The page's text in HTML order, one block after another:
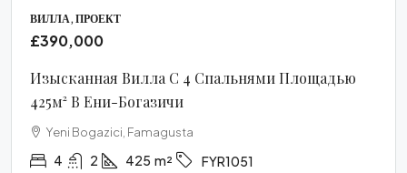
ВИЛЛА, ПРОЕКТ
£390,000
Изысканная Вилла С 4 Спальнями Площадью
425м² В Ени-Богазичи
Yeni Bogazici, Famagusta
4 2 425 m² FYR1051